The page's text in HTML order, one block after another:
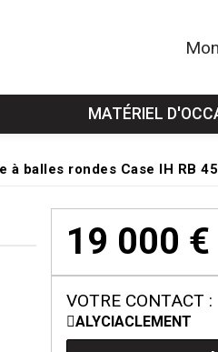
MATÉRIEL
à balles rondes Case IH RB
19 000 €
VOTRE CONTACT :
ALYCIACLEMENT